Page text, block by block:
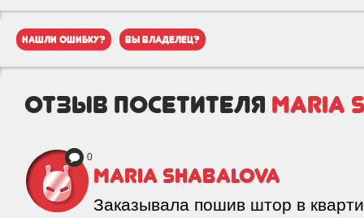
нашли ошибку? вы владелец?
отзыв посетителя Maria
0
Maria Shabalova
Заказывала пошив штор в